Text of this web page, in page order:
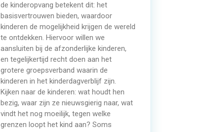
de kinderopvang betekent dit: het
basisvertrouwen bieden, waardoor
kinderen de mogelijkheid krijgen de wereld
te ontdekken. Hiervoor willen we
aansluiten bij de afzonderlijke kinderen,
en tegelijkertijd recht doen aan het
grotere groepsverband waarin de
kinderen in het kinderdagverblijf zijn.
Kijken naar de kinderen: wat houdt hen
bezig, waar zijn ze nieuwsgierig naar, wat
vindt het nog moeilijk, tegen welke
grenzen loopt het kind aan? Soms